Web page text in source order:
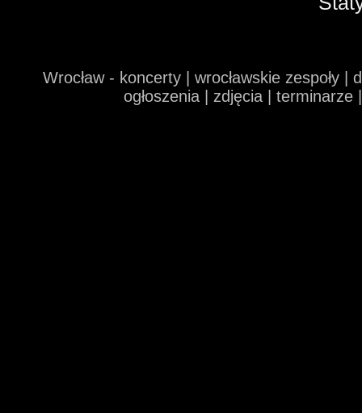
Wrocław - koncerty | wrocławskie zespoły
ogłoszenia | zdjęcia |